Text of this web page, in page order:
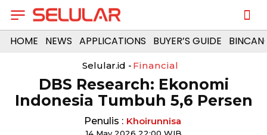
HOME NEWS APPLICATIONS BUYER’S GUIDE
Selular.id - Financial
DBS Research: Ekonomi
Indonesia Tumbuh 5,6 Persen
Penulis : Khoirunnisa
14 May 2026 22:00 WIB